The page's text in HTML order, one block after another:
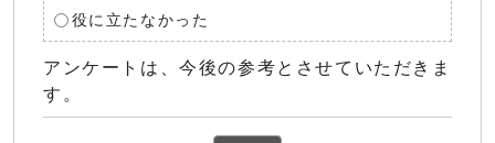
役に立たなかった
アンケートは、今後の参考とさせていただきま
す。